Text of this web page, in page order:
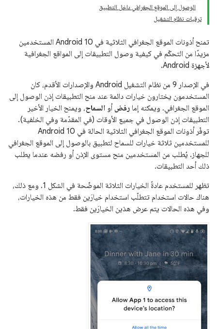
الوصول إلى الموقع الجغرافي داخل التطبيق
ترقيات نظام التشغيل
تمنح أذونات الموقع الجغرافي الثلاثية في Android 10 المستخدمين
مزيدًا من التحكّم في كيفية وصول التطبيقات إلى المواقع الجغرافية
لأجهزة Android.
في الإصدار 9 من نظام التشغيل Android والإصدارات الأقدم، كان
المستخدمون يختارون خيارات دائمة عند منح التطبيقات إذن الوصول إلى
الموقع الجغرافي. ويمكنه إما رفض أو السماح، ويمنح الخيار الأخير
التطبيقات إذن الوصول في جميع الأوقات (في المقدّمة وفي الخلفية).
توفّر أذونات الموقع الجغرافي الثلاثية الحالة في Android 10
للمستخدمين ثلاثة خيارات للسماح لتطبيق بالوصول إلى الموقع الجغرافي
للجهاز. يُطلب من المستخدمين منح مستوى الإذن أو رفضه عندما يطلب
ذلك أحد التطبيقات.
تظهر للمستخدم عادةً الخيارات الثلاثة الموضّحة في الشكل 1. ومع ذلك،
هناك حالات استخدام تتطلّب استخدام خيارَين فقط من هذه الخيارات،
وفي هذه الحالات يتم عرض هذين الخيارَين فقط.